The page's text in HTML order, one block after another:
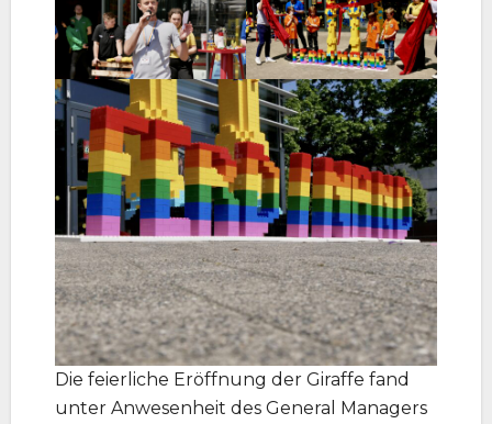
Die feierliche Eröffnung der Giraffe fand
unter Anwesenheit des General Managers